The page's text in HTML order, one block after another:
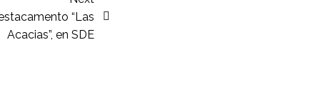
“Las
Acacias”, en SDE